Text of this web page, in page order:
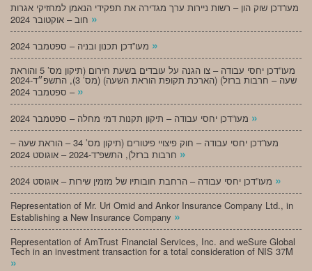
מעו”דכן שוק הון – רשות ניירות ערך מגדירה את תפקידי הנאמן למחזיקי אגרות
»
»
מעו”דכן יחסי עבודה – צו הגנה על עובדים בשעת חירום (תיקון מס’ 5 והוראת
שעה – חרבות ברזל) (הארכת תקופת הוראת השעה) (מס’ 3), התשפ״ד-2024
– ספטמבר 2024 »
»
מעו”דכן יחסי עבודה – חוק פיצויי פיטורים (תיקון מס’ 34 – הוראת שעה –
»
»
Representation of Mr. Uri Omid and Ankor Insurance Company Ltd., in
Establishing a New Insurance Company »
Representation of AmTrust Financial Services, Inc. and weSure Global
Tech in an investment transaction for a total consideration of NIS 37M
»